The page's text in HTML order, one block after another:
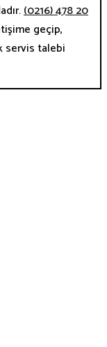
(0216) 478 20
geçip,
servis talebi